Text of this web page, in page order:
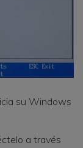
su Windows
a través